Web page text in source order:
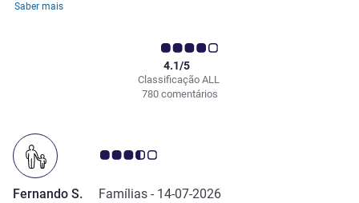
Saber mais
Classificação ALL
4.1/5
780 comentários
Nota clientes Avis 3.5/5
Fernando S. Famílias - 14-07-2026